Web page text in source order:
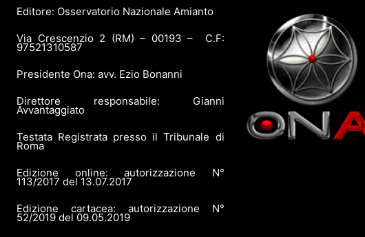
Editore: Osservatorio Nazionale Amianto
Via Crescenzio 2 (RM) – 00193 – C.F:
97521310587
Presidente Ona: avv. Ezio Bonanni
Direttore responsabile: Gianni
Avvantaggiato
Testata Registrata presso il Tribunale di
Roma
Edizione online: autorizzazione N°
113/2017 del 13.07.2017
Edizione cartacea: autorizzazione N°
52/2019 del 09.05.2019